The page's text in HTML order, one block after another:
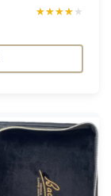
★★★★★
★★★★★